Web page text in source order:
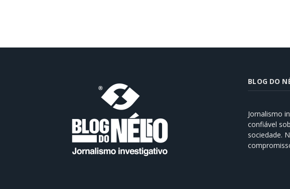
BLOG DO
Jornalismo
confiável
sociedade.